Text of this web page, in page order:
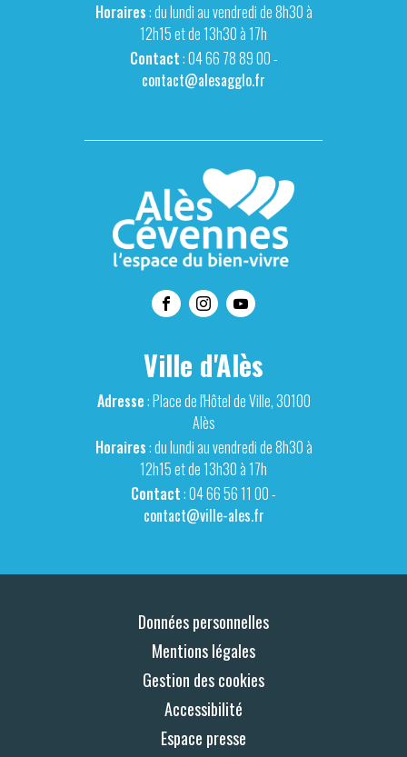
Horaires: du lundi au vendredi de 8h30 à
12h15 et de 13h30 à 17h
Contact: 04 66 78 89 00 -
contact@alesagglo.fr
Ville d'Alès
Adresse: Place de l'Hôtel de Ville, 30100
Alès
Horaires: du lundi au vendredi de 8h30 à
12h15 et de 13h30 à 17h
Contact: 04 66 56 11 00 -
contact@ville-ales.fr
Données personnelles
Mentions légales
Gestion des cookies
Accessibilité
Espace presse